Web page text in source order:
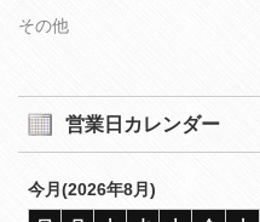
その他
営業日カレンダー
今月(2026年8月)